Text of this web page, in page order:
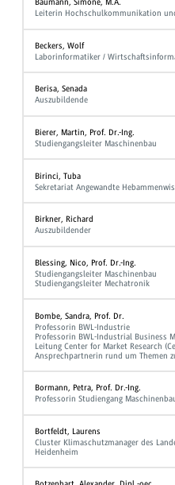
Leiterin Hochschulkommunikation
Beckers, Wolf
Laborinformatiker /
Berisa, Senada
Auszubildende
Bierer, Martin, Prof. Dr.-Ing.
Studiengangsleiter Maschinenbau
Birinci, Tuba
Sekretariat Angewandte
Birkner, Richard
Auszubildender
Blessing, Nico, Prof. Dr.-Ing.
Studiengangsleiter Maschinenbau
Studiengangsleiter Mechatronik
Bombe, Sandra, Prof. Dr.
Professorin BWL-Industrie
Professorin BWL-Industrial Business
Leitung Center for Market Research
Ansprechpartnerin rund um Themen
Bormann, Petra, Prof. Dr.-Ing.
Professorin Studiengang
Bortfeldt, Laurens
Cluster Klimaschutzmanager des
Heidenheim